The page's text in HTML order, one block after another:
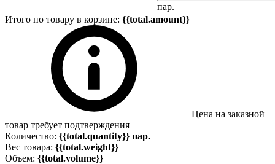
пар.
Итого по товару в корзине: {{total.amount}}
Цена на заказной
товар требует подтверждения
Количество: {{total.quantity}} пар.
Вес товара: {{total.weight}}
Объем: {{total.volume}}